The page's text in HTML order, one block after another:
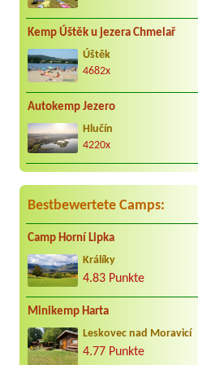
Kemp Úštěk u jezera Chmelař
Úštěk
4682x
Autokemp Jezero
Hlučín
4220x
Bestbewertete Camps:
Camp Horní Lipka
Králíky
4.83 Punkte
Minikemp Harta
Leskovec nad Moravicí
4.77 Punkte